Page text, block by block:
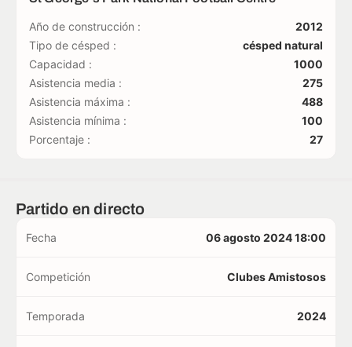
Año de construcción :
2012
Tipo de césped :
césped natural
Capacidad :
1000
Asistencia media :
275
Asistencia máxima :
488
Asistencia mínima :
100
Porcentaje :
27
Partido en directo
Fecha 06 agosto 2024 18:00
Competición Clubes Amistosos
Temporada 2024